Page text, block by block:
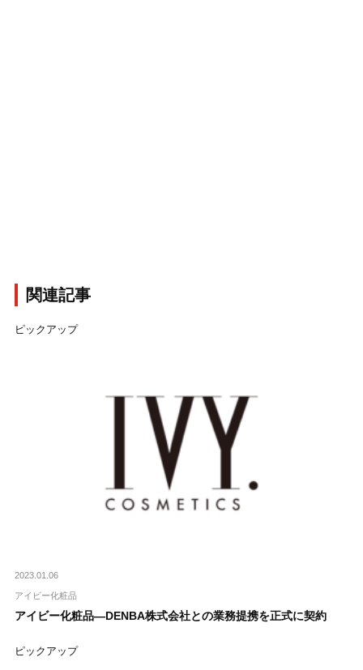
関連記事
ピックアップ
2023.01.06
アイビー化粧品
アイビー化粧品―DENBA株式会社との業務提携を正式に契約
ピックアップ